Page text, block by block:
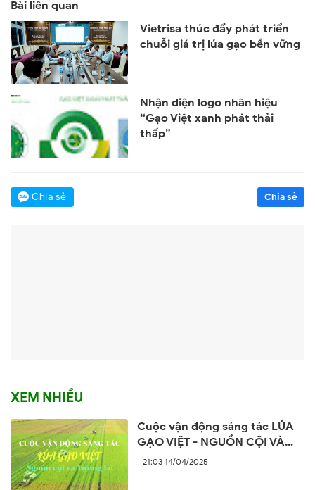
Vietrisa thúc đẩy phát triển
chuỗi giá trị lúa gạo bền vững
Nhận diện logo nhãn hiệu
“Gạo Việt xanh phát thải
thấp”
Chia sẻ Chia sẻ
XEM NHIỀU
Cuộc vận động sáng tác LÚA
GẠO VIỆT - NGUỒN CỘI VÀ
TƯƠNG LAI
21:03 14/04/2025